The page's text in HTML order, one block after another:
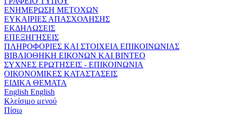
ΕΝΗΜΕΡΩΣΗ ΜΕΤΟΧΩΝ
ΕΥΚΑΙΡΙΕΣ ΑΠΑΣΧΟΛΗΣΗΣ
ΕΚΔΗΛΩΣΕΙΣ
ΕΠΕΞΗΓΗΣΕΙΣ
ΠΛΗΡΟΦΟΡΙΕΣ ΚΑΙ ΣΤΟΙΧΕΙΑ ΕΠΙΚΟΙΝΩΝΙΑΣ
ΒΙΒΛΙΟΘΗΚΗ ΕΙΚΟΝΩΝ ΚΑΙ ΒΙΝΤΕΟ
ΣΥΧΝΕΣ ΕΡΩΤΗΣΕΙΣ - ΕΠΙΚΟΙΝΩΝΙΑ
ΟΙΚΟΝΟΜΙΚΕΣ ΚΑΤΑΣΤΑΣΕΙΣ
ΕΙΔΙΚΑ ΘΕΜΑΤΑ
English English
Κλείσιμο μενού
Πίσω